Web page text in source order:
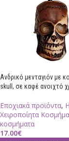
Ανδρικό μενταγιόν με
skull, σε καφέ ανοιχτό
Εποχιακά προϊόντα,
Χειροποίητα
κοσμήματα
17.00€